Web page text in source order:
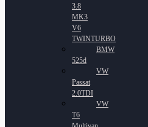
3.8
MK3
V6
TWINTURBO
BMW
525d
VW
Passat
2.0TDI
VW
T6